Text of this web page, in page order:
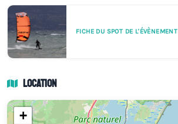
FICHE DU SPOT DE L'ÉVÈNEMENT
Location
+